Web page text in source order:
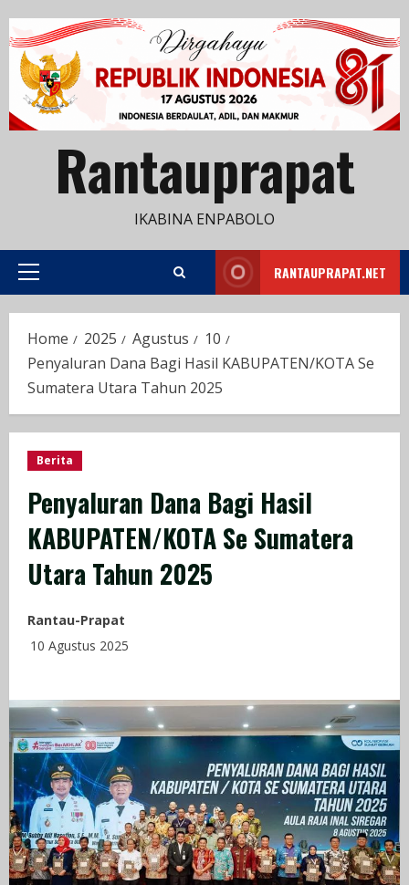
to
content
Rantauprapat
IKABINA ENPABOLO
Primary
RANTAUPRAPAT.NET
Home 2025 Agustus
10
Penyaluran Dana Bagi Hasil KABUPATEN/KOTA Se
Sumatera Utara Tahun 2025
Berita
Penyaluran Dana Bagi Hasil
KABUPATEN/KOTA Se Sumatera
Utara Tahun 2025
Rantau-Prapat
10 Agustus 2025